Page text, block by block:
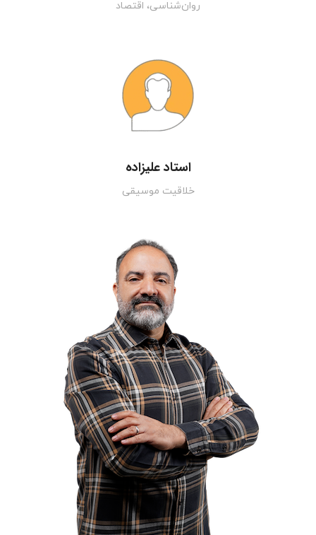
روان‌شناسی، اقتصاد
استاد علیزاده
خلاقیت موسیقی